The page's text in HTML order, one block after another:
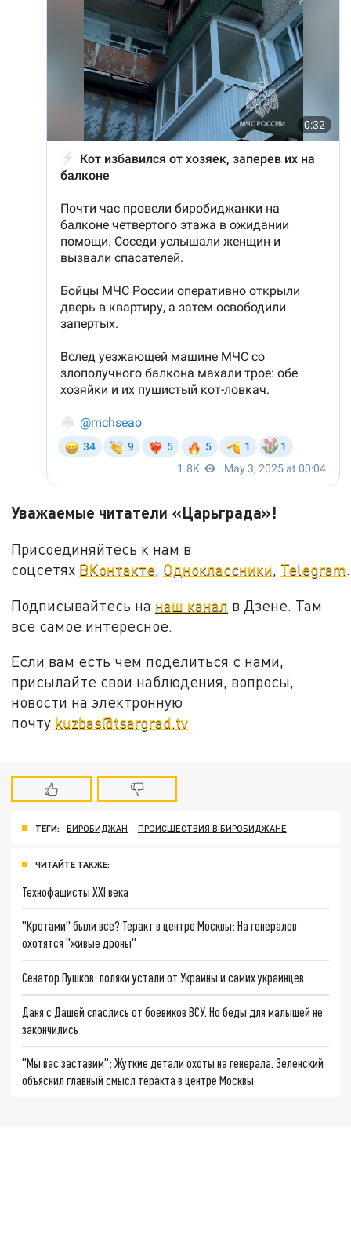
Уважаемые читатели «Царьграда»!
Присоединяйтесь к нам в
соцсетях ВКонтакте, Одноклассники, Telegram.
Подписывайтесь на наш канал в Дзене. Там
все самое интересное.
Если вам есть чем поделиться с нами,
присылайте свои наблюдения, вопросы,
новости на электронную
почту kuzbas@tsargrad.tv
ТЕГИ: БИРОБИДЖАН ПРОИСШЕСТВИЯ В БИРОБИДЖАНЕ
ЧИТАЙТЕ ТАКЖЕ:
Технофашисты XXI века
"Кротами" были все? Теракт в центре Москвы: На генералов
охотятся "живые дроны"
Сенатор Пушков: поляки устали от Украины и самих украинцев
Даня с Дашей спаслись от боевиков ВСУ. Но беды для малышей не
закончились
"Мы вас заставим": Жуткие детали охоты на генерала. Зеленский
объяснил главный смысл теракта в центре Москвы